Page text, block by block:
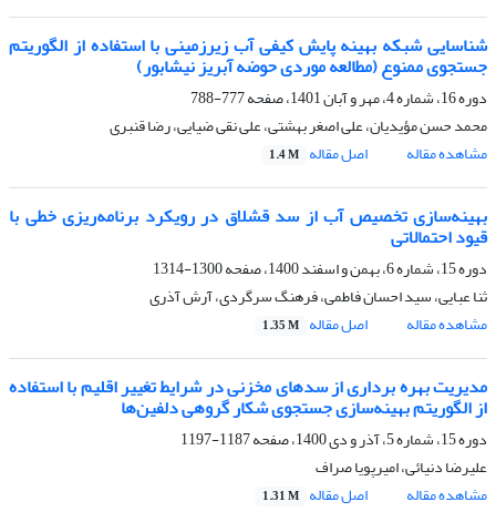
شناسایی شبکه بهینه پایش کیفی آب زیرزمینی با استفاده از الگوریتم‌
جستجوی ممنوع (مطالعه موردی حوضه آبریز نیشابور)
دوره 16، شماره 4، مهر و آبان 1401، صفحه
777-788
محمد حسن مؤیدیان، علی اصغر بهشتی، علی نقی ضیایی، رضا قنبری
مشاهده مقاله
اصل مقاله 1.4 M
بهینه‌سازی تخصیص آب از سد قشلاق در رویکرد برنامه‌ریزی خطی با
قیود احتمالاتی
دوره 15، شماره 6، بهمن و اسفند 1400، صفحه
1300-1314
ثنا عبایی، سید احسان فاطمی، فرهنگ سرگردی، آرش آذری
مشاهده مقاله
اصل مقاله 1.35 M
مدیریت بهره برداری از سدهای مخزنی در شرایط تغییر اقلیم با استفاده
از الگوریتم بهینه‌سازی جستجوی شکار گروهی دلفین‌ها
دوره 15، شماره 5، آذر و دی 1400، صفحه
1187-1197
علیرضا دنیائی، امیرپویا صراف
مشاهده مقاله
اصل مقاله 1.31 M